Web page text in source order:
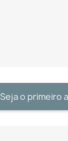
Seja o primeiro